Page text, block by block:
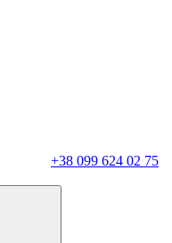
+38 099 624 02 75